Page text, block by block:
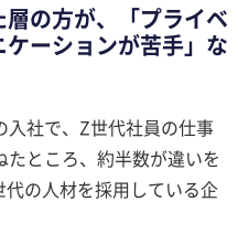
の方が、「プライベ
ーションが苦手」な
入社で、Z世代社員の仕事
ところ、約半数が違いを
の人材を採用している企